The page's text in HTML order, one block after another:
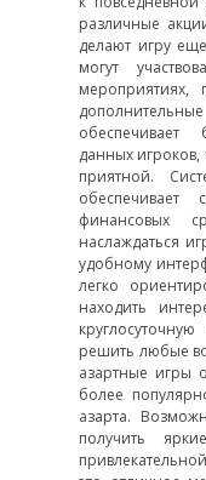
различные
делают игру
могут
обеспечивает
данных
приятной.
финансовых
наслаждаться
удобному
легко
находить
решить любые
азартные игры
более
азарта.
получить